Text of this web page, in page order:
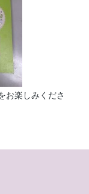
お楽しみくださ